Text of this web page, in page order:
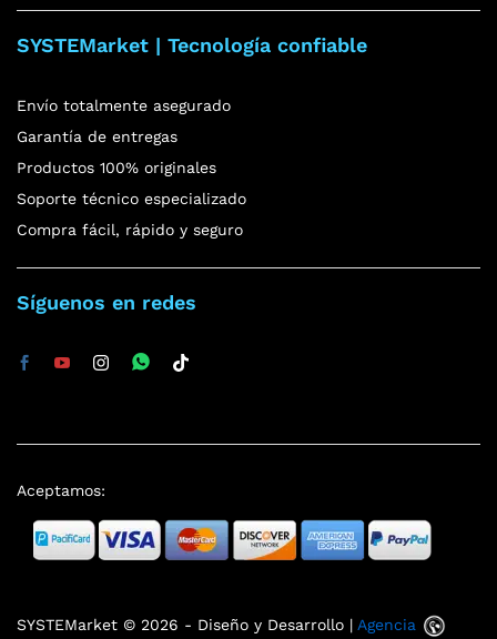
SYSTEMarket | Tecnología confiable
Envío totalmente asegurado
Garantía de entregas
Productos 100% originales
Soporte técnico especializado
Compra fácil, rápido y seguro
Síguenos en redes
SYSTEMarket © 2026 - Diseño y Desarrollo | Agencia
Aceptamos: